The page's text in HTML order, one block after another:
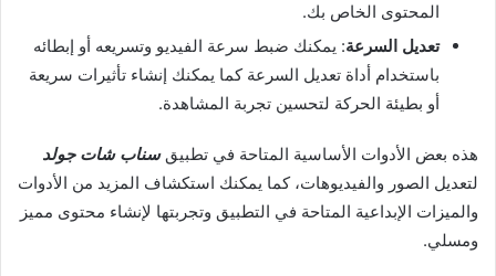
المحتوى الخاص بك.
تعديل السرعة: يمكنك ضبط سرعة الفيديو وتسريعه أو إبطائه
باستخدام أداة تعديل السرعة كما يمكنك إنشاء تأثيرات سريعة
أو بطيئة الحركة لتحسين تجربة المشاهدة.
هذه بعض الأدوات الأساسية المتاحة في تطبيقسناب شات جولد
لتعديل الصور والفيديوهات، كما يمكنك استكشاف المزيد من الأدوات
والميزات الإبداعية المتاحة في التطبيق وتجربتها لإنشاء محتوى مميز
ومسلي.